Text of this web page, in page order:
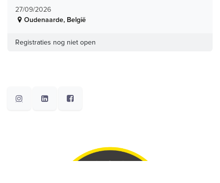
27/09/2026
Oudenaarde, België
Registraties nog niet open